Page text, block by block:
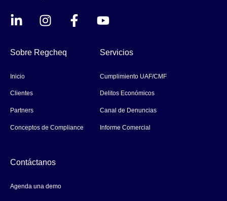
Sobre Regcheq
Inicio
Clientes
Partners
Conceptos de Compliance
Servicios
Cumplimiento UAF/CMF
Delitos Económicos
Canal de Denuncias
Informe Comercial
Contáctanos
Agenda una demo